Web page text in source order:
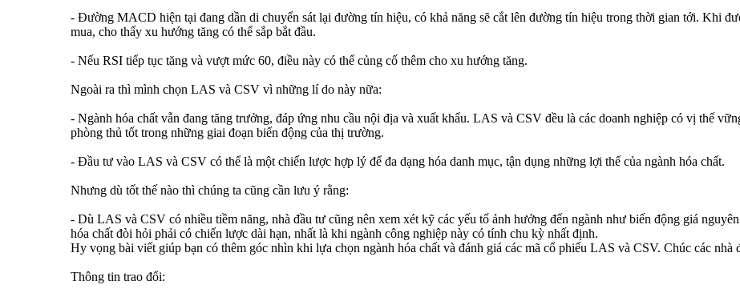
- Đường MACD hiện tại đang dần di chuyển sát lại đường tín hiệu, có khả năng sẽ cắt lên đường tín hiệu trong thời gian tới. Khi
mua, cho thấy xu hướng tăng có thể sắp bắt đầu.
- Nếu RSI tiếp tục tăng và vượt mức 60, điều này có thể củng cố thêm cho xu hướng tăng.
Ngoài ra thì mình chọn LAS và CSV vì những lí do này nữa:
- Ngành hóa chất vẫn đang tăng trưởng, đáp ứng nhu cầu nội địa và xuất khẩu. LAS và CSV đều là các doanh nghiệp có vị thế
phòng thủ tốt trong những giai đoạn biến động của thị trường.
- Đầu tư vào LAS và CSV có thể là một chiến lược hợp lý để đa dạng hóa danh mục, tận dụng những lợi thế của ngành hóa chất.
Nhưng dù tốt thế nào thì chúng ta cũng cần lưu ý rằng:
- Dù LAS và CSV có nhiều tiềm năng, nhà đầu tư cũng nên xem xét kỹ các yếu tố ảnh hưởng đến ngành như biến động giá
hóa chất đòi hỏi phải có chiến lược dài hạn, nhất là khi ngành công nghiệp này có tính chu kỳ nhất định.
Hy vọng bài viết giúp bạn có thêm góc nhìn khi lựa chọn ngành hóa chất và đánh giá các mã cổ phiếu LAS và CSV. Chúc các nhà
Thông tin trao đổi: